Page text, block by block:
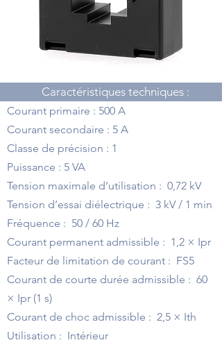
Caractéristiques techniques :
Courant primaire : 500 A
Courant secondaire : 5 A
Classe de précision : 1
Puissance : 5 VA
Tension maximale d’utilisation : 0,72 kV
Tension d’essai diélectrique : 3 kV / 1 min
Fréquence : 50 / 60 Hz
Courant permanent admissible : 1,2 × Ipr
Facteur de limitation de courant : FS5
Courant de courte durée admissible : 60
× Ipr (1 s)
Courant de choc admissible : 2,5 × Ith
Utilisation : Intérieur